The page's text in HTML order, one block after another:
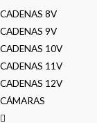
CADENAS 8V
CADENAS 9V
CADENAS 10V
CADENAS 11V
CADENAS 12V
CÁMARAS